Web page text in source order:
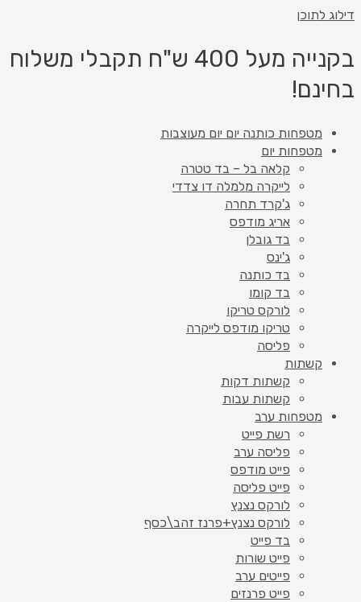
דילוג לתוכן
בקנייה מעל 400 ש"ח תקבלי משלוח
בחינם!
מטפחות כותנה יום יום מעוצבות
מטפחות יום
קלאה בל – בד טטרה
לייקרה מלמלה דו צדדי
ג'קרד תחרה
אריג מודפס
בד גובלן
ג'ינס
בד כותנה
בד קומו
לורקס טריקו
טריקו מודפס לייקרה
פליסה
קשתות
קשתות דקות
קשתות עבות
מטפחות ערב
רשת פייט
פליסה ערב
פייט מודפס
פייט פליסה
לורקס נצנץ
לורקס נצנץ+פרנז זהב\כסף
בד פייט
פייט שורות
פייטים ערב
פייט פרנזים